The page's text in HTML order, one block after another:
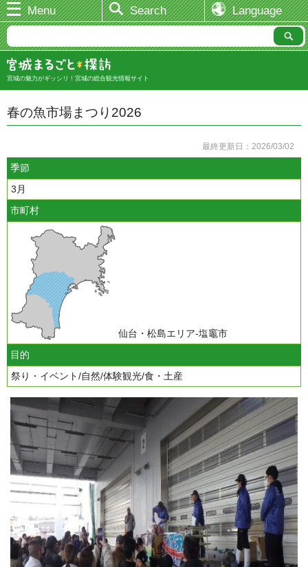
Menu Search Language
宮城の魅力がギッシリ！宮城の総合観光情報サイト
春の魚市場まつり2026
最終更新日：2026/03/02
季節
3月
市町村
仙台・松島エリア-塩竈市
目的
祭り・イベント/自然/体験観光/食・土産